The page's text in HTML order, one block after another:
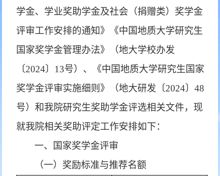
学金、学业奖助学金及社会（捐赠类）奖学金
评审工作安排的通知》
《中国地质大学研究生
国家奖学金管理办法》（地大学校办发
〔2024〕13号）、《中国地质大学研究生国家
奖学金评审实施细则》（地大研发〔2024〕48
号）和我院研究生奖助学金评选相关文件，现
就我院相关奖助评定工作安排如下：
一、国家奖学金评审
（一）奖励标准与推荐名额